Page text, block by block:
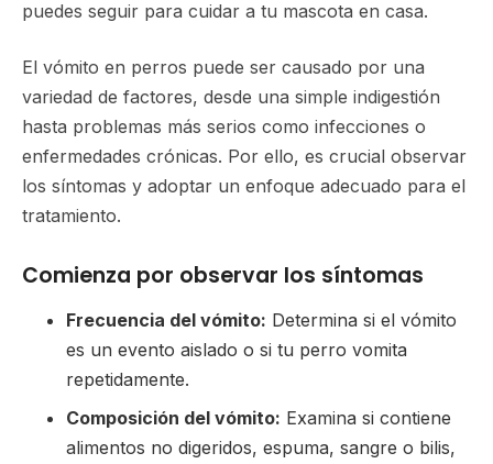
puedes seguir para cuidar a tu mascota en casa.
El vómito en perros puede ser causado por una
variedad de factores, desde una simple indigestión
hasta problemas más serios como infecciones o
enfermedades crónicas. Por ello, es crucial observar
los síntomas y adoptar un enfoque adecuado para el
tratamiento.
Comienza por observar los síntomas
Frecuencia del vómito: Determina si el vómito
es un evento aislado o si tu perro vomita
repetidamente.
Composición del vómito: Examina si contiene
alimentos no digeridos, espuma, sangre o bilis,